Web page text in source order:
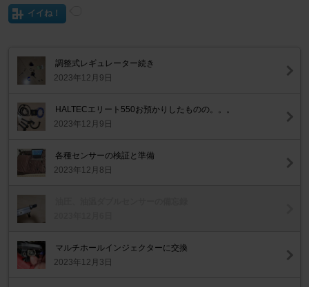
イイね！
調整式レギュレーター続き
2023年12月9日
HALTECエリート550お預かりしたものの。。。
2023年12月9日
各種センサーの検証と準備
2023年12月8日
マルチホールインジェクターに交換
2023年12月3日